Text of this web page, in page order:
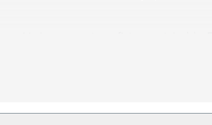
haardrogers. Bij de voorzieningen